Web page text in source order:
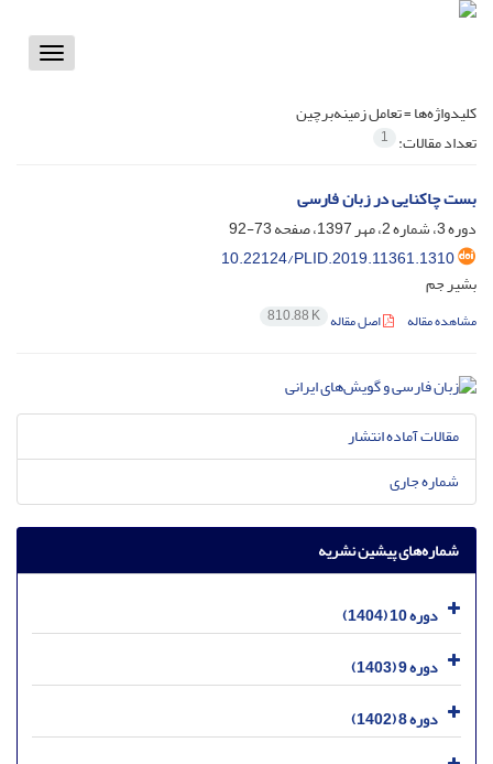
Toggle
کلیدواژه‌ها =تعامل زمینه‌برچین
تعداد مقالات: 1
بست چاکنایی در زبان فارسی
دوره 3، شماره 2، مهر 1397، صفحه
73-92
10.22124/PLID.2019.11361.1310
بشیر جم
مشاهده مقاله اصل مقاله 810.88 K
مقالات آماده انتشار
شماره جاری
شماره‌های پیشین نشریه
دوره 10 (1404)
دوره 9 (1403)
دوره 8 (1402)